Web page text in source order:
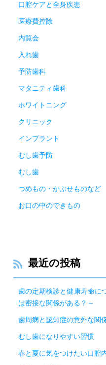
口腔ケアと全身疾患
医療費控除
内覧会
入れ歯
予防歯科
マタニティ歯科
ホワイトニング
クリニック
インプラント
むし歯予防
むし歯
つめもの・かぶせものなど
お口の中のできもの
最近の投稿
歯の定期検診と健康寿命に
は密接な関係がある？～
歯周病と認知症の意外な関
むし歯になりやすい習慣
春と夏に気をつけたい口腔